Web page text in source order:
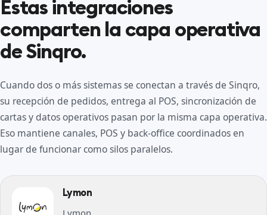
Estas integraciones
comparten la capa operativa
de Sinqro.
Cuando dos o más sistemas se conectan a través de Sinqro,
su recepción de pedidos, entrega al POS, sincronización de
cartas y datos operativos pasan por la misma capa operativa.
Eso mantiene canales, POS y back-office coordinados en
lugar de funcionar como silos paralelos.
Lymon
Lymon